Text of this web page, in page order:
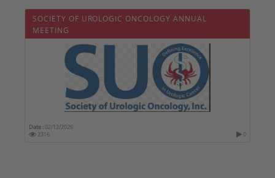
SOCIETY OF UROLOGIC ONCOLOGY ANNUAL
MEETING
Date :02/12/2026
2316
0